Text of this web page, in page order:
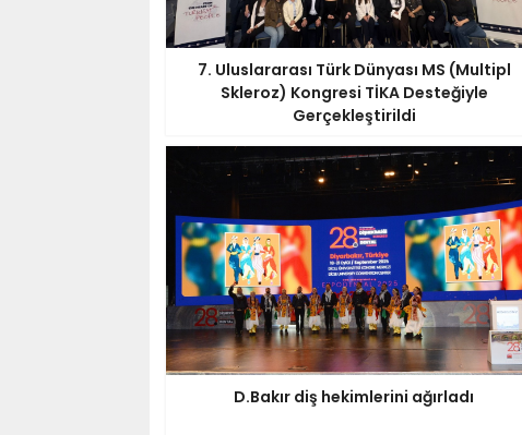
7. Uluslararası Türk Dünyası MS (Multipl
Skleroz) Kongresi TİKA Desteğiyle
Gerçekleştirildi
D.Bakır diş hekimlerini ağırladı